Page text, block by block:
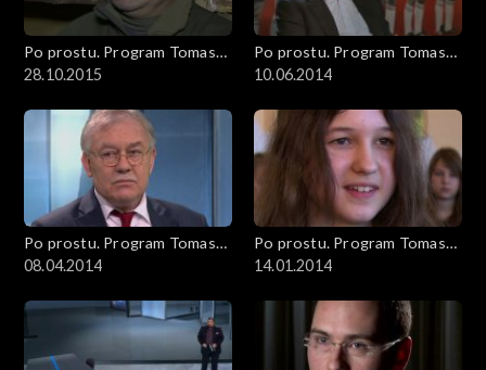
Po prostu. Program Tomasza
Sekielskiego
28.10.2015
Po prostu. Program Tomasza
Sekielskiego
10.06.2014
Po prostu. Program Tomasza
Sekielskiego
08.04.2014
Po prostu. Program Tomasza
Sekielskiego
14.01.2014